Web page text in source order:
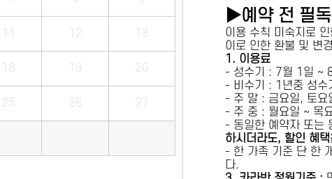
11 12 13
18 19 20
25 26 27
▶예약 전 필
이용 수칙 미숙지로
이로 인한 환불 및 변
1. 이용료
- 성수기 : 7월 1일 ~
- 비수기 : 1년중 성수
- 주 말 : 금요일, 토요
- 주 중 : 월요일 ~ 목
- 동일한 예약자 또는
하시더라도, 할인 혜
- 한 가족 기준 단 한
다.